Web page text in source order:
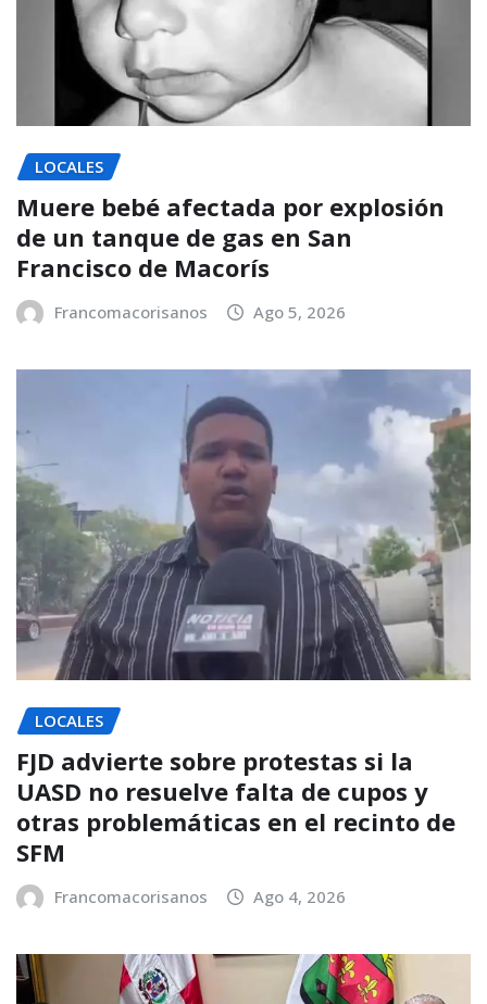
LOCALES
Muere bebé afectada por explosión
de un tanque de gas en San
Francisco de Macorís
Francomacorisanos Ago 5, 2026
LOCALES
FJD advierte sobre protestas si la
UASD no resuelve falta de cupos y
otras problemáticas en el recinto de
SFM
Francomacorisanos Ago 4, 2026